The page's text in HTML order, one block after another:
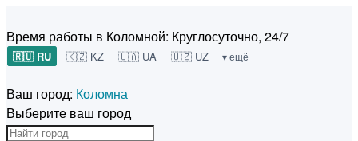
Время работы в Коломной: Круглосуточно, 24/7
🇷🇺 RU 🇰🇿 KZ 🇺🇦 UA 🇺🇿 UZ ▾ ещё
Ваш город: Коломна
Выберите ваш город